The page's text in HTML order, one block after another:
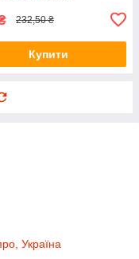
232,50 ₴
Купити
Україна